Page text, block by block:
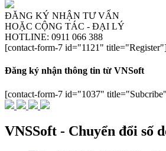
ĐĂNG KÝ NHẬN TƯ VẤN
HOẶC CỘNG TÁC - ĐẠI LÝ
HOTLINE: 0911 066 388
[contact-form-7 id="1121"
Đăng ký nhận thông tin từ VNSoft
[contact-form-7 id="1037"
VNSSoft - Chuyển đổi số